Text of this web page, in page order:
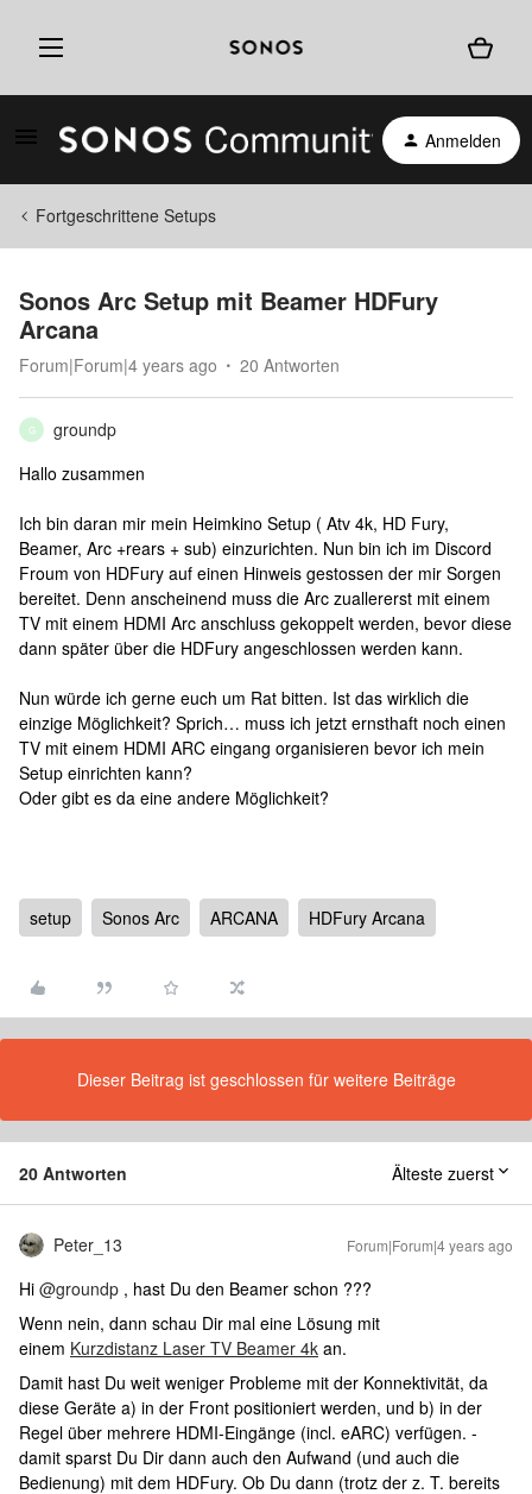
Anmelden
Fortgeschrittene Setups
Sonos Arc Setup mit Beamer HDFury
Arcana
Forum|Forum|4 years ago 20 Antworten
G
groundp
Hallo zusammen
Ich bin daran mir mein Heimkino Setup ( Atv 4k, HD Fury,
Beamer, Arc +rears + sub) einzurichten. Nun bin ich im Discord
Froum von HDFury auf einen Hinweis gestossen der mir Sorgen
bereitet. Denn anscheinend muss die Arc zuallererst mit einem
TV mit einem HDMI Arc anschluss gekoppelt werden, bevor diese
dann später über die HDFury angeschlossen werden kann.
Nun würde ich gerne euch um Rat bitten. Ist das wirklich die
einzige Möglichkeit? Sprich… muss ich jetzt ernsthaft noch einen
TV mit einem HDMI ARC eingang organisieren bevor ich mein
Setup einrichten kann?
Oder gibt es da eine andere Möglichkeit?
setup Sonos Arc ARCANA HDFury Arcana
Dieser Beitrag ist geschlossen für weitere Beiträge
20 Antworten Älteste zuerst
Peter_13 Forum|Forum|4 years ago
Hi @groundp , hast Du den Beamer schon ???
Wenn nein, dann schau Dir mal eine Lösung mit
einem Kurzdistanz Laser TV Beamer 4k an.
Damit hast Du weit weniger Probleme mit der Konnektivität, da
diese Geräte a) in der Front positioniert werden, und b) in der
Regel über mehrere HDMI-Eingänge (incl. eARC) verfügen. -
damit sparst Du Dir dann auch den Aufwand (und auch die
Bedienung) mit dem HDFury. Ob Du dann (trotz der z. T. bereits